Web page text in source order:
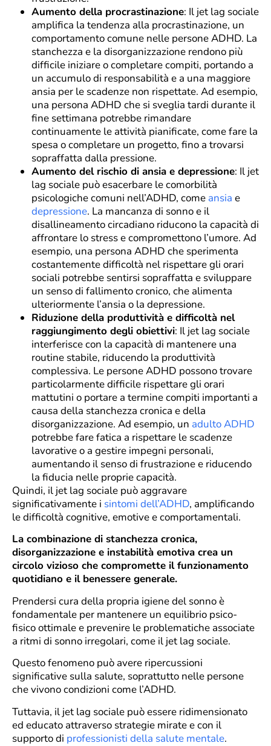
Aumento della procrastinazione: Il jet lag sociale
amplifica la tendenza alla procrastinazione, un
comportamento comune nelle persone ADHD. La
stanchezza e la disorganizzazione rendono più
difficile iniziare o completare compiti, portando a
un accumulo di responsabilità e a una maggiore
ansia per le scadenze non rispettate. Ad esempio,
una persona ADHD che si sveglia tardi durante il
fine settimana potrebbe rimandare
continuamente le attività pianificate, come fare la
spesa o completare un progetto, fino a trovarsi
sopraffatta dalla pressione.
Aumento del rischio di ansia e depressione: Il jet
lag sociale può esacerbare le comorbilità
psicologiche comuni nell’ADHD, come ansia e
depressione. La mancanza di sonno e il
disallineamento circadiano riducono la capacità di
affrontare lo stress e compromettono l’umore. Ad
esempio, una persona ADHD che sperimenta
costantemente difficoltà nel rispettare gli orari
sociali potrebbe sentirsi sopraffatta e sviluppare
un senso di fallimento cronico, che alimenta
ulteriormente l’ansia o la depressione.
Riduzione della produttività e difficoltà nel
raggiungimento degli obiettivi: Il jet lag sociale
interferisce con la capacità di mantenere una
routine stabile, riducendo la produttività
complessiva. Le persone ADHD possono trovare
particolarmente difficile rispettare gli orari
mattutini o portare a termine compiti importanti a
causa della stanchezza cronica e della
disorganizzazione. Ad esempio, un adulto ADHD
potrebbe fare fatica a rispettare le scadenze
lavorative o a gestire impegni personali,
aumentando il senso di frustrazione e riducendo
la fiducia nelle proprie capacità.
Quindi, il jet lag sociale può aggravare
significativamente i sintomi dell’ADHD, amplificando
le difficoltà cognitive, emotive e comportamentali.
La combinazione di stanchezza cronica,
disorganizzazione e instabilità emotiva crea un
circolo vizioso che compromette il funzionamento
quotidiano e il benessere generale.
Prendersi cura della propria igiene del sonno è
fondamentale per mantenere un equilibrio psico-
fisico ottimale e prevenire le problematiche associate
a ritmi di sonno irregolari, come il jet lag sociale.
Questo fenomeno può avere ripercussioni
significative sulla salute, soprattutto nelle persone
che vivono condizioni come l’ADHD.
Tuttavia, il jet lag sociale può essere ridimensionato
ed educato attraverso strategie mirate e con il
supporto di professionisti della salute mentale.